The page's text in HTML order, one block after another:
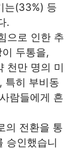
는(33%) 등
.
으로 인한 추
두통을,
천만 명의 미
특히 부비동
람들에게 흔
의 전환을 통
승인했습니